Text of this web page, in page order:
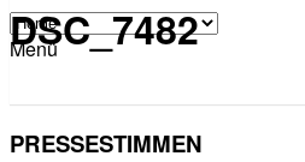
Menü
DSC_7482
PRESSESTIMMEN